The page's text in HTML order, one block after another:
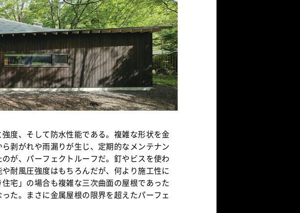
度、そして防水性能である。複雑な形状を金
剥がれや雨漏りが生じ、定期的なメンテナン
が、パーフェクトルーフだ。釘やビスを使わ
耐風圧強度はもちろんだが、何より施工性に
宅」の場合も複雑な三次曲面の屋根であった
た。まさに金属屋根の限界を超えたパーフェ